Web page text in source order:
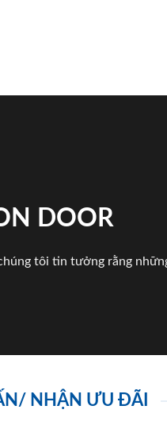
DOOR
tôi tin tưởng rằng
NHẬN ƯU ĐÃI